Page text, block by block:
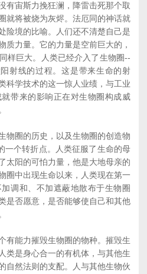
有宙斯力挽狂澜，降雷击死那个取
就将被烧为灰烬。法厄同的神话就
险境的比喻。人们还不清楚自己是
质力量。它的力量是空前巨大的，
样巨大。人类已经介入了生物圈--
射线的过程。这是带来生命的射
科学技术的这一惊人业绩，与工业
带来的影响正在对生物圈构成威
圈的历史，以及生物圈的创造物
一个转折点。人类征服了生命的母
太阳的可怕力量，他是大地母亲的
圈中出现生命以来，人类现在第一
调和、不加遮蔽地散布于生物圈
是否愿意，是否能够使自己和其他
能力摧毁生物圈的物种。摧毁生
类是身心合一的有机体，与其他生
自然法则的支配。人与其他生物伙